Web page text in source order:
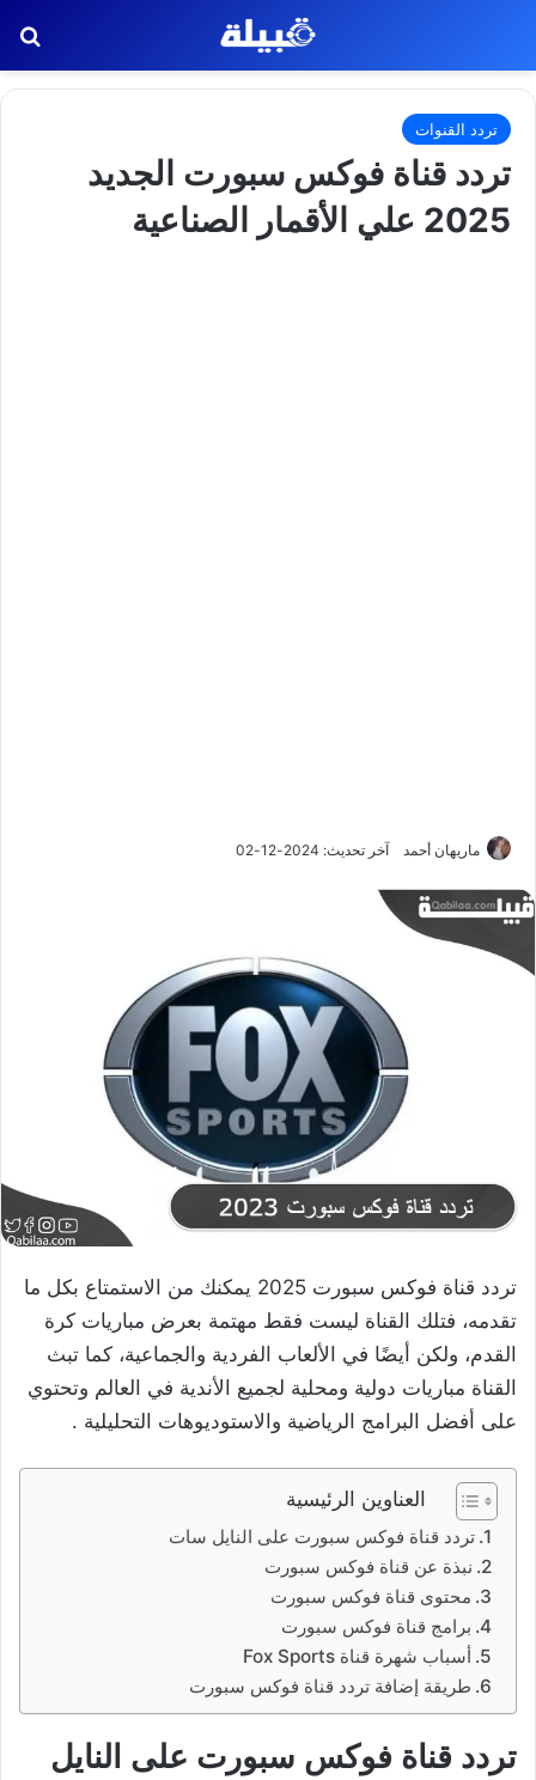
تردد القنوات
تردد قناة فوكس سبورت الجديد
2025 علي الأقمار الصناعية
ماريهان أحمد آخر تحديث: 2024-12-02
تردد قناة فوكس سبورت 2025 يمكنك من الاستمتاع بكل ما
تقدمه، فتلك القناة ليست فقط مهتمة بعرض مباريات كرة
القدم، ولكن أيضًا في الألعاب الفردية والجماعية، كما تبث
القناة مباريات دولية ومحلية لجميع الأندية في العالم وتحتوي
على أفضل البرامج الرياضية والاستوديوهات التحليلية .
العناوين الرئيسية
تردد قناة فوكس سبورت على النايل سات
نبذة عن قناة فوكس سبورت
محتوى قناة فوكس سبورت
برامج قناة فوكس سبورت
أسباب شهرة قناة Fox Sports
طريقة إضافة تردد قناة فوكس سبورت
تردد قناة فوكس سبورت على النايل